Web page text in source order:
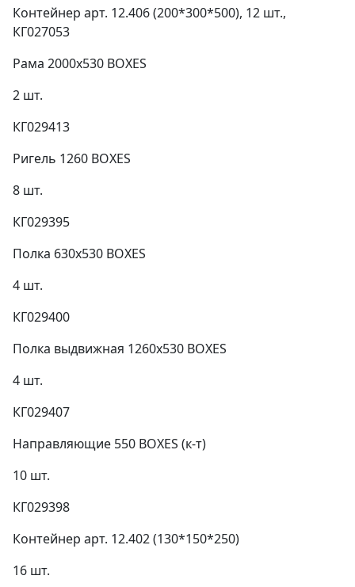
(130*150*250)
Вес:
Контейнер арт. 12.406 (200*300*500), 12 шт.,
КГ027053
Рама 2000х530 BOXES
2 шт.
КГ029413
Ригель 1260 BOXES
8 шт.
КГ029395
Полка 630х530 BOXES
4 шт.
КГ029400
Полка выдвижная 1260х530 BOXES
4 шт.
КГ029407
Направляющие 550 BOXES (к-т)
10 шт.
КГ029398
Контейнер арт. 12.402 (130*150*250)
16 шт.